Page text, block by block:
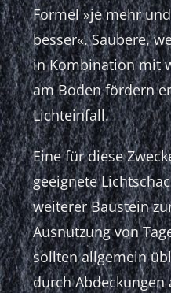
Formel »je mehr
besser«. Saubere,
in Kombination mit
am Boden fördern
Lichteinfall.
Eine für diese
geeignete
weiterer Baustein
Ausnutzung von
sollten allgemein
durch